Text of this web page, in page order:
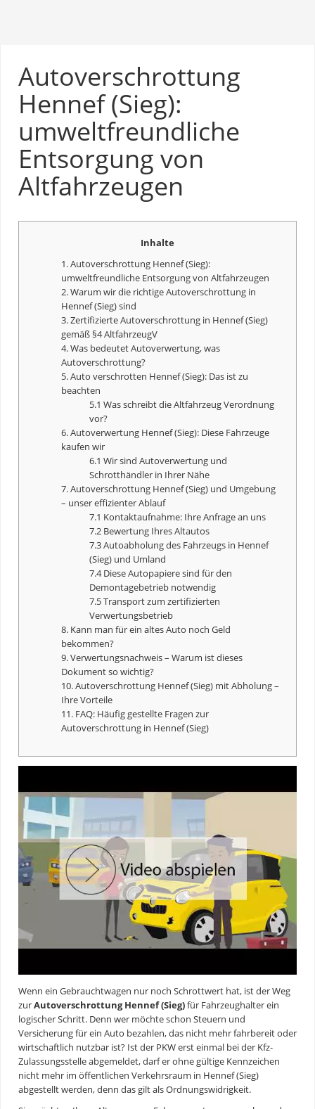
Autoverschrottung
Hennef (Sieg):
umweltfreundliche
Entsorgung von
Altfahrzeugen
Inhalte
1. Autoverschrottung Hennef (Sieg):
umweltfreundliche Entsorgung von Altfahrzeugen
2. Warum wir die richtige Autoverschrottung in
Hennef (Sieg) sind
3. Zertifizierte Autoverschrottung in Hennef (Sieg)
gemäß §4 AltfahrzeugV
4. Was bedeutetAutoverwertung, was
Autoverschrottung?
5. Auto verschrotten Hennef (Sieg): Das ist zu
beachten
5.1 Was schreibt die Altfahrzeug Verordnung
vor?
6.Autoverwertung Hennef (Sieg): Diese Fahrzeuge
kaufen wir
6.1 Wir sind Autoverwertung und
Schrotthändler in Ihrer Nähe
7. Autoverschrottung Hennef (Sieg) und Umgebung
– unser effizienter Ablauf
7.1 Kontaktaufnahme: Ihre Anfrage an uns
7.2 Bewertung Ihres Altautos
7.3 Autoabholung des Fahrzeugs in Hennef
(Sieg) und Umland
7.4 Diese Autopapiere sind für den
Demontagebetrieb notwendig
7.5 Transport zum zertifizierten
Verwertungsbetrieb
8. Kann man für ein altes Auto noch Geld
bekommen?
9. Verwertungsnachweis – Warum ist dieses
Dokument so wichtig?
10. Autoverschrottung Hennef (Sieg) mit Abholung –
Ihre Vorteile
11. FAQ: Häufig gestellte Fragen zur
Autoverschrottung in Hennef (Sieg)
Wenn ein Gebrauchtwagen nur noch Schrottwert hat, ist der Weg
zurAutoverschrottung Hennef (Sieg)für Fahrzeughalter ein
logischer Schritt. Denn wer möchte schon Steuern und
Versicherung für ein Auto bezahlen, das nicht mehr fahrbereit oder
wirtschaftlich nutzbar ist? Ist der PKW erst einmal bei der Kfz-
Zulassungsstelle abgemeldet, darf er ohne gültige Kennzeichen
nicht mehr im öffentlichen Verkehrsraum in Hennef (Sieg)
abgestellt werden, denn das gilt als Ordnungswidrigkeit.